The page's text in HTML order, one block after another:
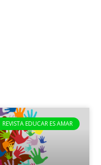
REVISTA EDUCAR ES AMAR